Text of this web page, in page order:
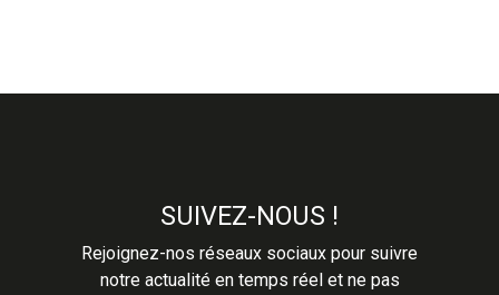
SUIVEZ-NOUS !
Rejoignez-nos réseaux sociaux pour suivre
notre actualité en temps réel et ne pas